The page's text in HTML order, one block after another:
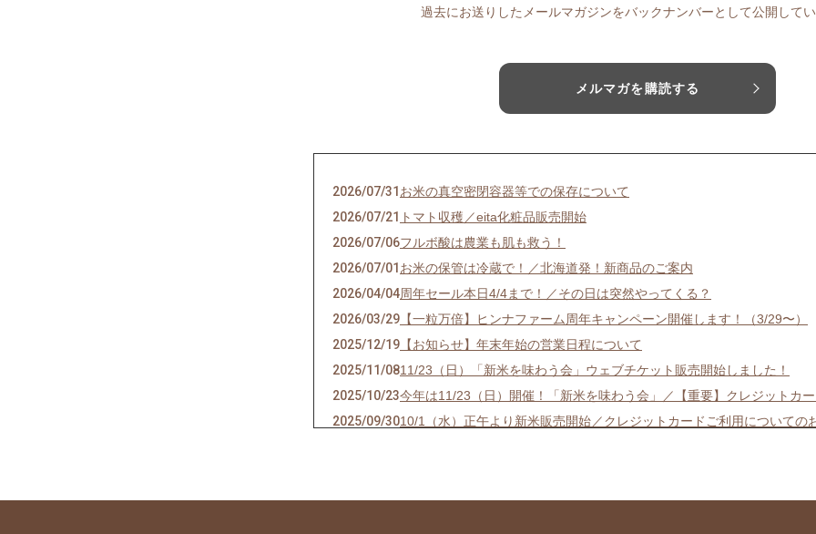
過去にお送りしたメールマガジンをバックナンバーとして公開してい
メルマガを購読する
2026/07/31 お米の真空密閉容器等での保存について
2026/07/21 トマト収穫／eita化粧品販売開始
2026/07/06フルボ酸は農業も肌も救う！
2026/07/01 お米の保管は冷蔵で！／北海道発！新商品のご案内
2026/04/04周年セール本日4/4まで！／その日は突然やってくる？
2026/03/29 【一粒万倍】ヒンナファーム周年キャンペーン開催します！（3/29〜）
2025/12/19 【お知らせ】年末年始の営業日程について
2025/11/0811/23（日）「新米を味わう会」ウェブチケット販売開始しました！
2025/10/23今年は11/23（日）開催！「新米を味わう会」／【重要】クレジットカ
2025/09/3010/1（水）正午より新米販売開始／クレジットカードご利用についての
2025/08/22「米の適正価格」とは？